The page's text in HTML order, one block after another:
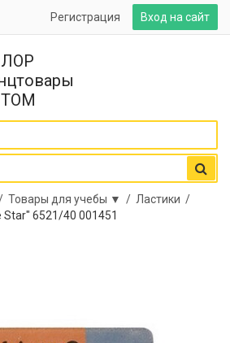
Вход на сайт
Регистрация
Товары для учебы ▼ / Ластики /
Star" 6521/40 001451